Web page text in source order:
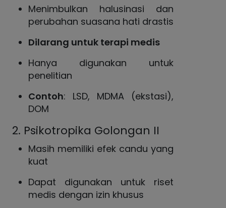
Menimbulkan halusinasi dan
perubahan suasana hati drastis
Dilarang untuk terapi medis
Hanya digunakan untuk
penelitian
Contoh: LSD, MDMA (ekstasi),
DOM
2. Psikotropika Golongan II
Masih memiliki efek candu yang
kuat
Dapat digunakan untuk riset
medis dengan izin khusus